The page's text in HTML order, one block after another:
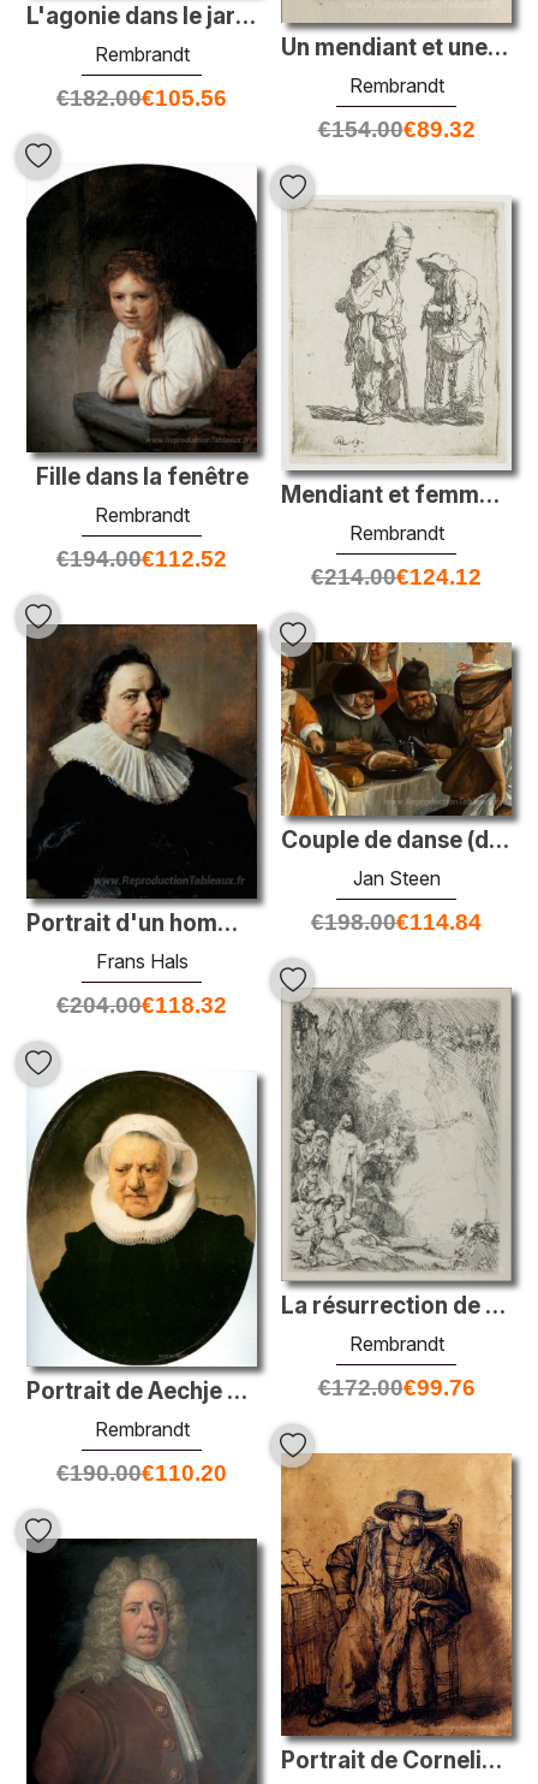
Un mendiant et une pièce complémentaire, tournée vers la gauche
Rembrandt
€154.00€89.32
L'agonie dans le jardin
Rembrandt
€182.00€105.56
Fille dans la fenêtre
Rembrandt
€194.00€112.52
Mendiant et femme mendiante conversant
Rembrandt
€214.00€124.12
Portrait d'un homme inconnu
Frans Hals
€204.00€118.32
Couple de danse (détail)
Jan Steen
€198.00€114.84
La résurrection de Lazurus une petite assiette
Rembrandt
€172.00€99.76
Portrait de Aechje Claesdar
Rembrandt
€190.00€110.20
Portrait de Cornelis Claesz